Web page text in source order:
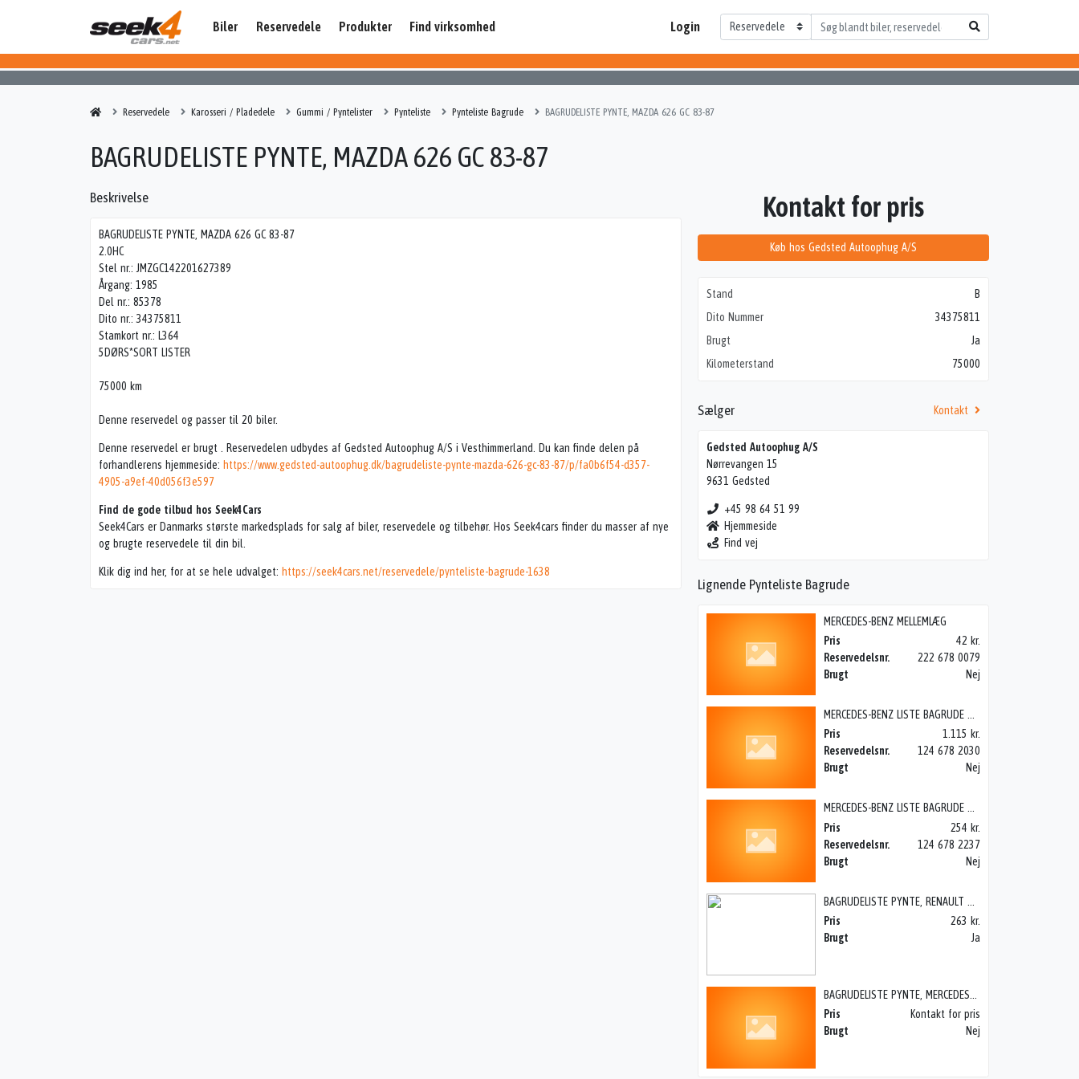
Biler Reservedele Produkter Find virksomhed Login
Reservedele Karosseri / Pladedele Gummi / Pyntelister Pynteliste Pynteliste Bagrude BAGRUDELISTE PYNTE, MAZDA 626 GC 83-87
Kontakt for pris
Køb hos Gedsted Autoophug A/S
Stand
B
Dito Nummer
34375811
Brugt
Ja
Kilometerstand
75000
Sælger Kontakt
Gedsted Autoophug A/S
Nørrevangen 15
9631 Gedsted
+45 98 64 51 99
Hjemmeside
Find vej
Lignende Pynteliste Bagrude
MERCEDES-BENZ MELLEMLÆG
Pris
42 kr.
Reservedelsnr.
222 678 0079
Brugt
Nej
Pris
1.115 kr.
Reservedelsnr.
124 678 2030
Brugt
Nej
MERCEDES-BENZ LISTE BAGRUDE NED 124, 200> W124 85-95
Pris
254 kr.
Reservedelsnr.
124 678 2237
Brugt
Nej
Pris
263 kr.
Brugt
Ja
Pris
Kontakt for pris
Brugt
Nej
BAGRUDELISTE PYNTE, MAZDA 626 GC 83-87
Beskrivelse
BAGRUDELISTE PYNTE, MAZDA 626 GC 83-87
2.0HC
Stel nr.: JMZGC142201627389
Årgang: 1985
Del nr.: 85378
Dito nr.: 34375811
Stamkort nr.: L364
5DØRS*SORT LISTER
75000 km
Denne reservedel og passer til 20 biler.
Denne reservedel er brugt . Reservedelen udbydes af Gedsted Autoophug A/S i Vesthimmerland. Du kan finde delen på
forhandlerens hjemmeside: https://www.gedsted-autoophug.dk/bagrudeliste-pynte-mazda-626-gc-83-87/p/fa0b6f54-d357-
4905-a9ef-40d056f3e597
Find de gode tilbud hos Seek4Cars
Seek4Cars er Danmarks største markedsplads for salg af biler, reservedele og tilbehør. Hos Seek4cars finder du masser af nye
og brugte reservedele til din bil.
Klik dig ind her, for at se hele udvalget: https://seek4cars.net/reservedele/pynteliste-bagrude-1638